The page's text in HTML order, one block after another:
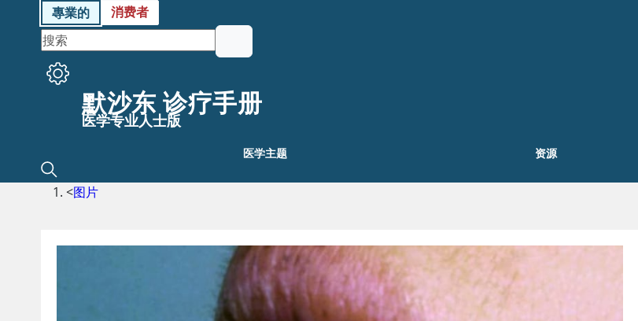
專業的 消费者
默沙东 诊疗手册
医学专业人士版
医学主题 资源
<图片